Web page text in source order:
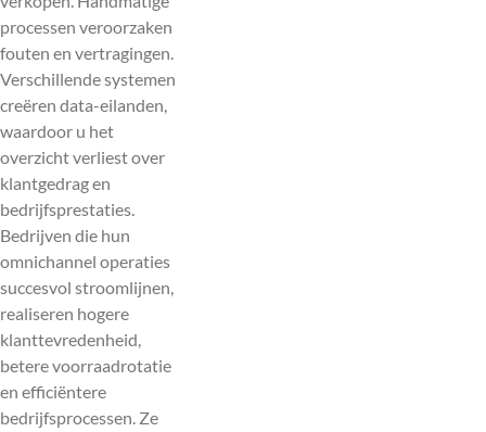
processen veroorzaken
fouten en vertragingen.
Verschillende systemen
creëren data-eilanden,
waardoor u het
overzicht verliest over
klantgedrag en
bedrijfsprestaties.
Bedrijven die hun
omnichannel operaties
succesvol stroomlijnen,
realiseren hogere
klanttevredenheid,
betere voorraadrotatie
en efficiëntere
bedrijfsprocessen. Ze